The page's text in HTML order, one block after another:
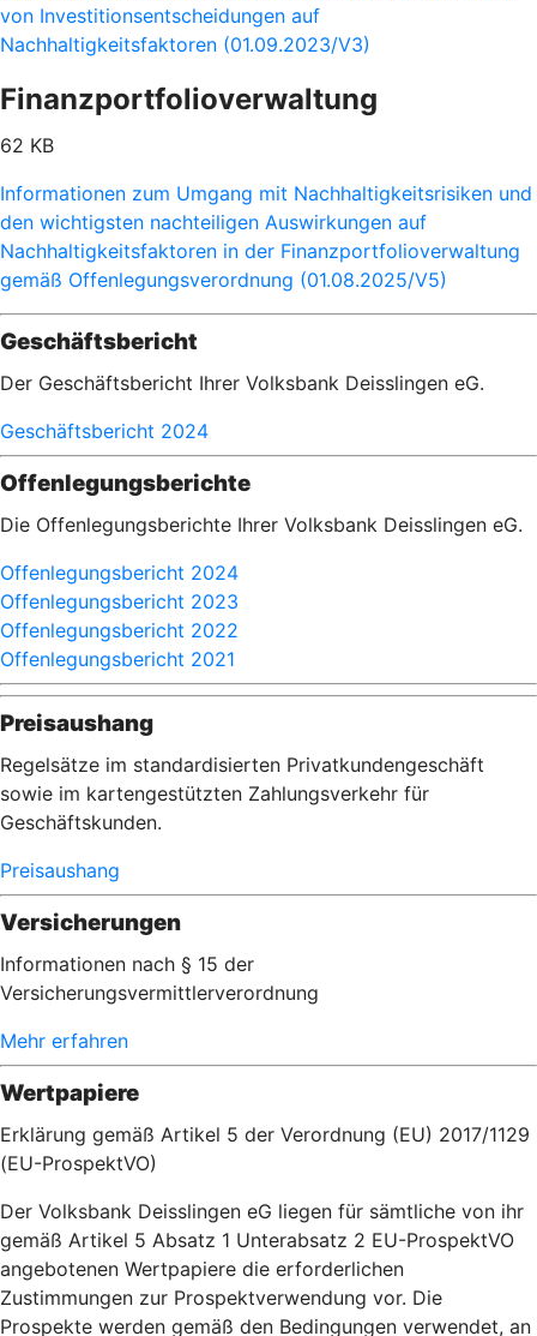
von Investitionsentscheidungen auf
Nachhaltigkeitsfaktoren (01.09.2023/V3)
Finanzportfolioverwaltung
62 KB
Informationen zum Umgang mit Nachhaltigkeitsrisiken und
den wichtigsten nachteiligen Auswirkungen auf
Nachhaltigkeitsfaktoren in der Finanzportfolioverwaltung
gemäß Offenlegungsverordnung (01.08.2025/V5)
Geschäftsbericht
Der Geschäftsbericht Ihrer Volksbank Deisslingen eG.
Geschäftsbericht 2024
Offenlegungsberichte
Die Offenlegungsberichte Ihrer Volksbank Deisslingen eG.
Offenlegungsbericht 2024
Offenlegungsbericht 2023
Offenlegungsbericht 2022
Offenlegungsbericht 2021
Preisaushang
Regelsätze im standardisierten Privatkundengeschäft
sowie im kartengestützten Zahlungsverkehr für
Geschäftskunden.
Preisaushang
Versicherungen
Informationen nach § 15 der
Versicherungsvermittlerverordnung
Mehr erfahren
Wertpapiere
Erklärung gemäß Artikel 5 der Verordnung (EU) 2017/1129
(EU-ProspektVO)
Der Volksbank Deisslingen eG liegen für sämtliche von ihr
gemäß Artikel 5 Absatz 1 Unterabsatz 2 EU-ProspektVO
angebotenen Wertpapiere die erforderlichen
Zustimmungen zur Prospektverwendung vor. Die
Prospekte werden gemäß den Bedingungen verwendet, an